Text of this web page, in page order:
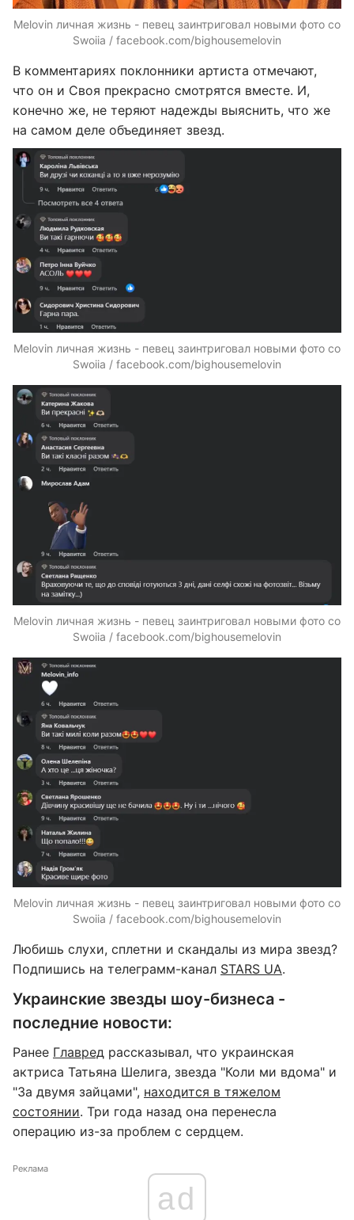
Melovin личная жизнь - певец заинтриговал новыми фото со
Swoiia / facebook.com/bighousemelovin
В комментариях поклонники артиста отмечают,
что он и Своя прекрасно смотрятся вместе. И,
конечно же, не теряют надежды выяснить, что же
на самом деле объединяет звезд.
Melovin личная жизнь - певец заинтриговал новыми фото со
Swoiia / facebook.com/bighousemelovin
Melovin личная жизнь - певец заинтриговал новыми фото со
Swoiia / facebook.com/bighousemelovin
Melovin личная жизнь - певец заинтриговал новыми фото со
Swoiia / facebook.com/bighousemelovin
Любишь слухи, сплетни и скандалы из мира звезд?
Подпишись на телеграмм-канал STARS UA.
Украинские звезды шоу-бизнеса -
последние новости:
Ранее Главред рассказывал, что украинская
актриса Татьяна Шелига, звезда "Коли ми вдома" и
"За двумя зайцами", находится в тяжелом
состоянии. Три года назад она перенесла
операцию из-за проблем с сердцем.
Реклама
ad